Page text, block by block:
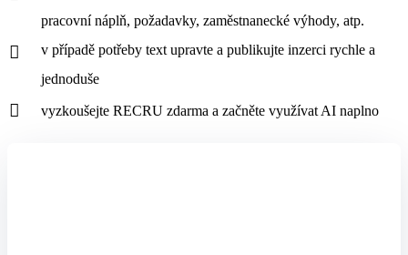
pracovní náplň, požadavky, zaměstnanecké výhody, atp.
v případě potřeby text upravte a publikujte inzerci rychle a
jednoduše
vyzkoušejte RECRU zdarma a začněte využívat AI naplno